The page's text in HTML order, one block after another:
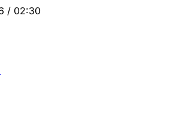
/ 02:30